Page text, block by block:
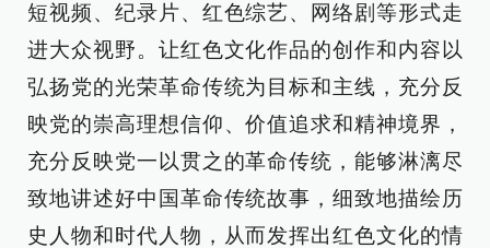
短视频、纪录片、红色综艺、网络剧等形式走
进大众视野。让红色文化作品的创作和内容以
弘扬党的光荣革命传统为目标和主线，充分反
映党的崇高理想信仰、价值追求和精神境界，
充分反映党一以贯之的革命传统，能够淋漓尽
致地讲述好中国革命传统故事，细致地描绘历
史人物和时代人物，从而发挥出红色文化的情